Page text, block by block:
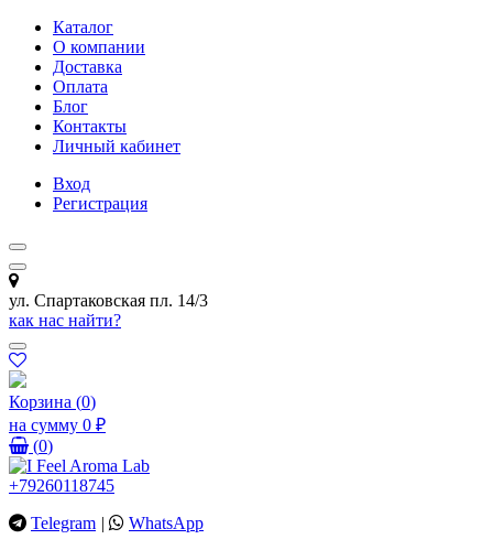
Каталог
О компании
Доставка
Оплата
Блог
Контакты
Личный кабинет
Вход
Регистрация
ул. Спартаковская пл. 14/3
как нас найти?
Корзина (0)
на сумму 0 ₽
(0)
+79260118745
Telegram |
WhatsApp